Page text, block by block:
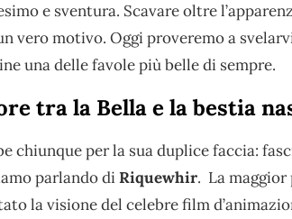
e sventura. Scavare oltre
vero motivo. Oggi proveremo a
una delle favole più belle di sempre.
tra la Bella e la bestia
chiunque per la sua duplice faccia:
parlando diRiquewhir. La maggior
la visione del celebre film